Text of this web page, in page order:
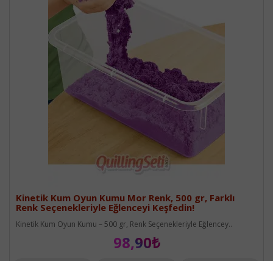
Kinetik Kum Oyun Kumu Mor Renk, 500 gr, Farklı
Renk Seçenekleriyle Eğlenceyi Keşfedin!
Kinetik Kum Oyun Kumu – 500 gr, Renk Seçenekleriyle Eğlencey..
98,90₺